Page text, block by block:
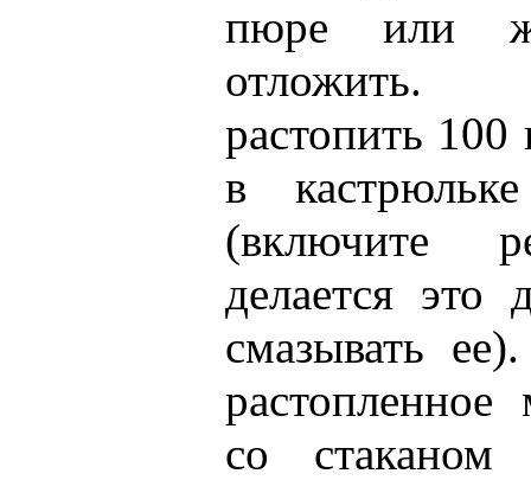
пюре или
отложить.
растопить 100
в
(включите
делается это
смазывать
со